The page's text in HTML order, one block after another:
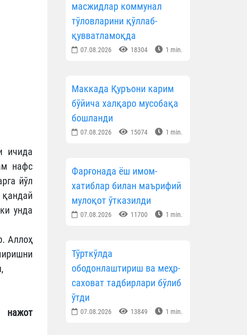
ичида
нафс
йўл
унда
Аллоҳ
нажот
масжидлар коммунал
тўловларини қўллаб-
қувватламоқда
07.08.2026 18304 1 min.
Маккада Қуръони карим
бўйича халқаро мусобақа
бошланди
07.08.2026 15074 1 min.
Фарғонада ёш имом-
хатиблар билан маърифий
мулоқот ўтказилди
07.08.2026 11700 1 min.
Тўрткўлда
ободонлаштириш ва меҳр-
саховат тадбирлари бўлиб
ўтди
07.08.2026 13849 1 min.